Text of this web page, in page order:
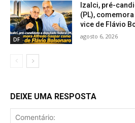
DF
Izalci, pré-
(PL),
vice de Flávio
agosto 6, 2026
DEIXE UMA RESPOSTA